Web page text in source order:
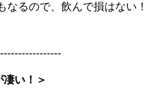
なるので、飲んで損はない！
凄い！＞